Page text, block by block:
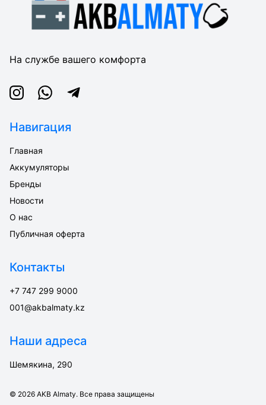
На службе вашего комфорта
InstagramWhatsappTelegram
Навигация
Главная
Аккумуляторы
Бренды
Новости
О нас
Публичная оферта
Контакты
+7 747 299 9000
001@akbalmaty.kz
Наши адреса
Шемякина, 290
© 2026 AKB Almaty. Все права защищены